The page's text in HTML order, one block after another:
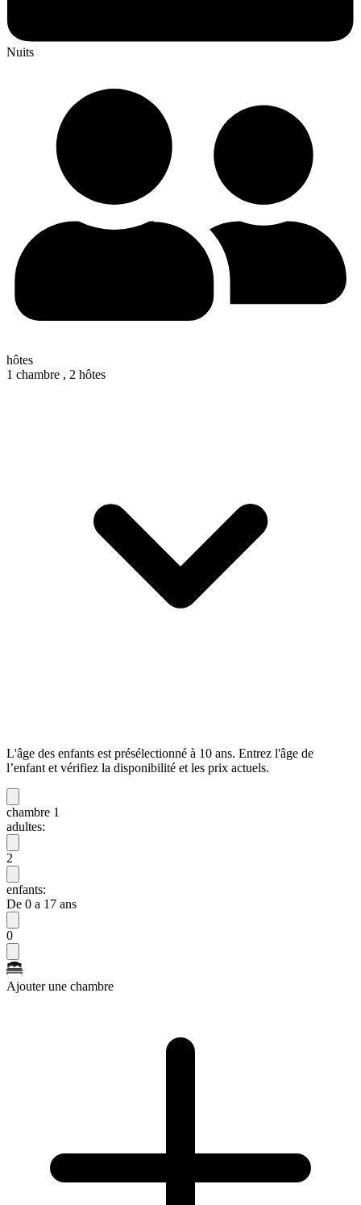
Nuits
hôtes
1 chambre , 2 hôtes
L'âge des enfants est présélectionné à 10 ans. Entrez l'âge de
l’enfant et vérifiez la disponibilité et les prix actuels.
chambre 1
adultes:
2
enfants:
De 0 a 17 ans
0
Ajouter une chambre